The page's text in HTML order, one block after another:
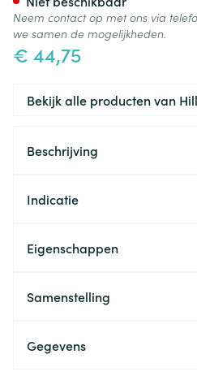
€ 44,75
Neem contact op met ons via
we samen de mogelijkheden.
Bekijk alle producten van
Beschrijving
Indicatie
Eigenschappen
Samenstelling
Gegevens